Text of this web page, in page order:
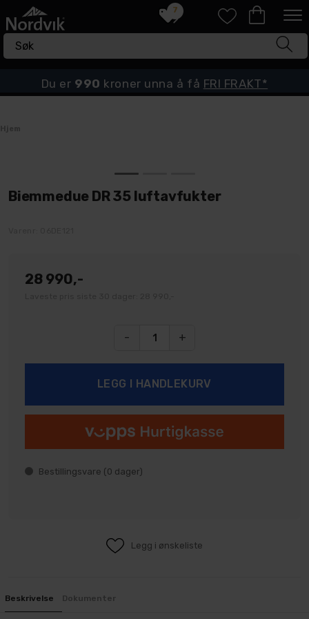
7
Du er 990 kroner unna å få FRI FRAKT*
Biemmedue DR 35 luftavfukter
28 990,-
- +
Bestillingsvare (0 dager)
Legg i ønskeliste
Beskrivelse Dokumenter